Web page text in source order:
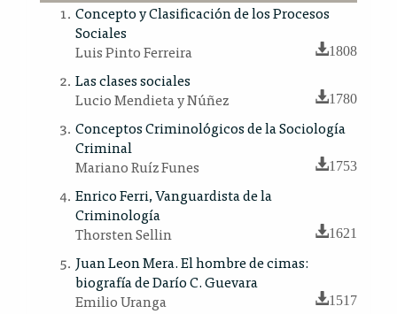
Concepto y Clasificación de los Procesos
Sociales
Luis Pinto Ferreira
1808
Las clases sociales
Lucio Mendieta y Núñez
1780
Conceptos Criminológicos de la Sociología
Criminal
Mariano Ruíz Funes
1753
Enrico Ferri, Vanguardista de la
Criminología
Thorsten Sellin
1621
Juan Leon Mera. El hombre de cimas:
biografía de Darío C. Guevara
Emilio Uranga
1517